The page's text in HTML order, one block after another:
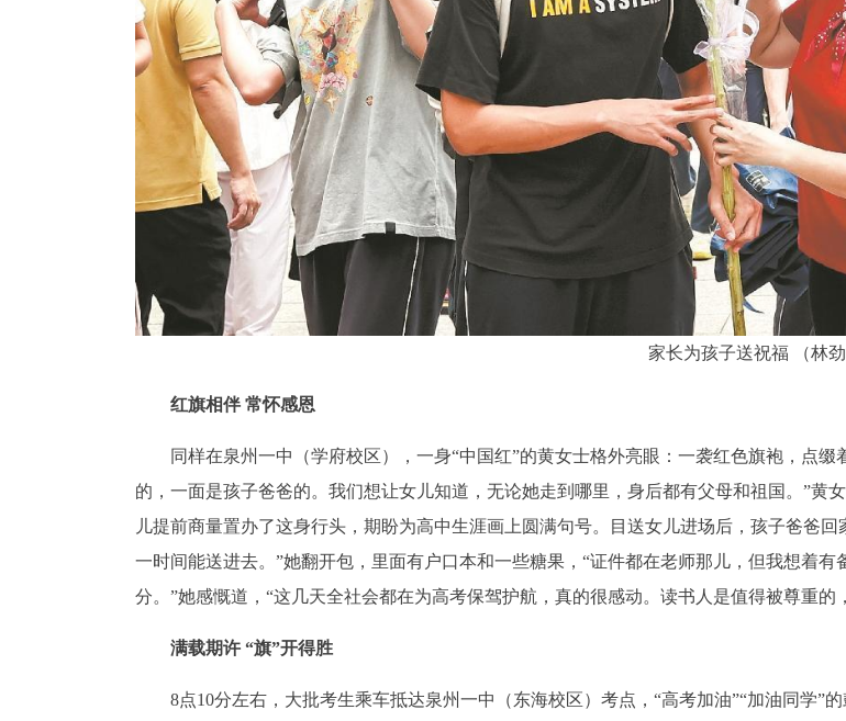
家长为孩子送祝福 （林劲
红旗相伴 常怀感恩
同样在泉州一中（学府校区），一身“中国红”的黄女士格外亮眼：一袭红色旗袍，点
的，一面是孩子爸爸的。我们想让女儿知道，无论她走到哪里，身后都有父母和祖国。”
儿提前商量置办了这身行头，期盼为高中生涯画上圆满句号。目送女儿进场后，孩子爸爸
一时间能送进去。”她翻开包，里面有户口本和一些糖果，“证件都在老师那儿，但我想着
分。”她感慨道，“这几天全社会都在为高考保驾护航，真的很感动。读书人是值得被尊重
满载期许 “旗”开得胜
8点10分左右，大批考生乘车抵达泉州一中（东海校区）考点，“高考加油”“加油同学”